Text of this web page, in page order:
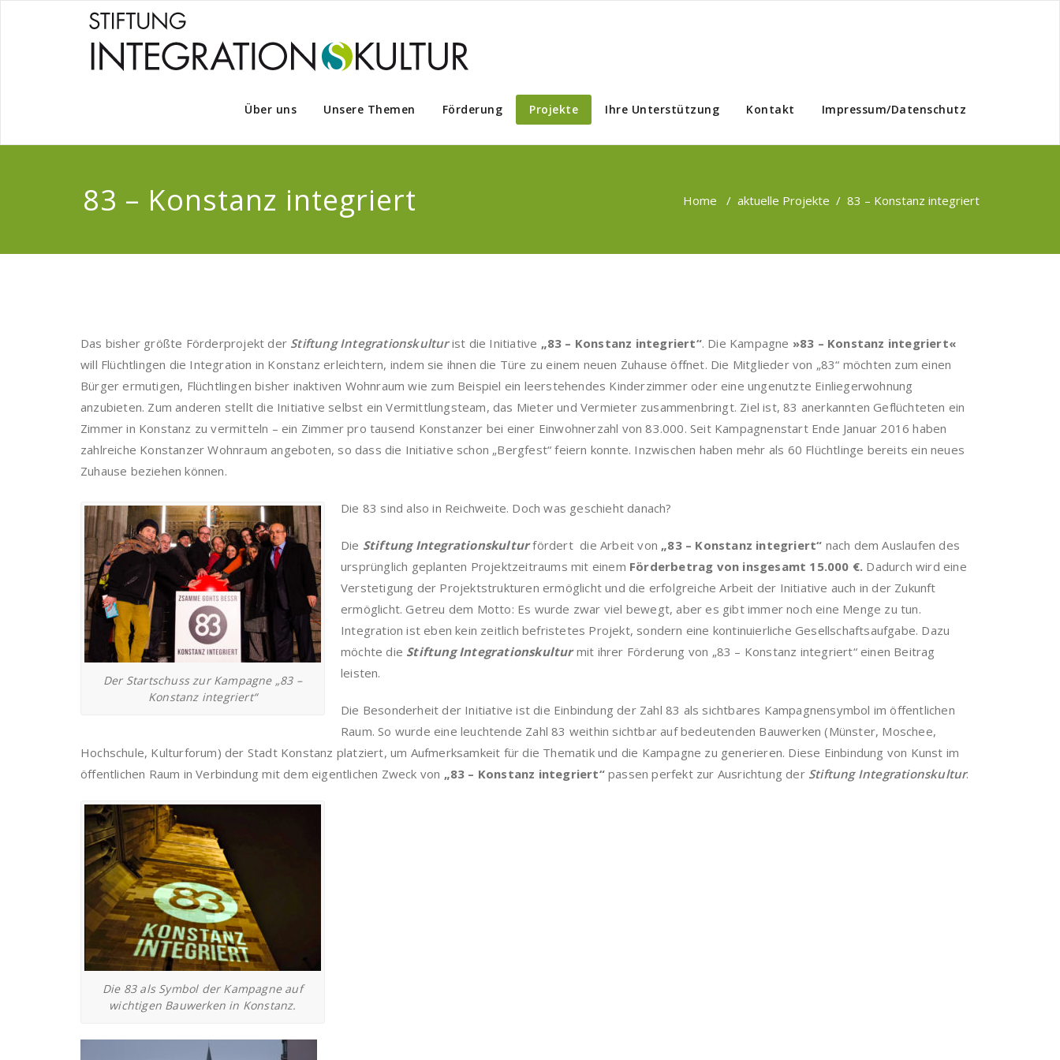
Über uns Unsere Themen Förderung Projekte Ihre Unterstützung Kontakt Impressum/Datenschutz
83 – Konstanz integriert Home / aktuelle Projekte / 83 – Konstanz integriert
Das bisher größte Förderprojekt der Stiftung Integrationskulturist die Initiative „83 – Konstanz integriert“. Die Kampagne »83 – Konstanz integriert«
will Flüchtlingen die Integration in Konstanz erleichtern, indem sie ihnen die Türe zu einem neuen Zuhause öffnet. Die Mitglieder von „83“ möchten zum einen
Bürger ermutigen, Flüchtlingen bisher inaktiven Wohnraum wie zum Beispiel ein leerstehendes Kinderzimmer oder eine ungenutzte Einliegerwohnung
anzubieten. Zum anderen stellt die Initiative selbst ein Vermittlungsteam, das Mieter und Vermieter zusammenbringt. Ziel ist, 83 anerkannten Geflüchteten ein
Zimmer in Konstanz zu vermitteln – ein Zimmer pro tausend Konstanzer bei einer Einwohnerzahl von 83.000. Seit Kampagnenstart Ende Januar 2016 haben
zahlreiche Konstanzer Wohnraum angeboten, so dass die Initiative schon „Bergfest“ feiern konnte. Inzwischen haben mehr als 60 Flüchtlinge bereits ein neues
Zuhause beziehen können.
Der Startschuss zur Kampagne „83 –
Konstanz integriert“
Die 83 sind also in Reichweite. Doch was geschieht danach?
Die Stiftung Integrationskulturfördert die Arbeit von „83 – Konstanz integriert“ nach dem Auslaufen des
ursprünglich geplanten Projektzeitraums mit einem Förderbetrag von insgesamt 15.000 €. Dadurch wird eine
Verstetigung der Projektstrukturen ermöglicht und die erfolgreiche Arbeit der Initiative auch in der Zukunft
ermöglicht. Getreu dem Motto: Es wurde zwar viel bewegt, aber es gibt immer noch eine Menge zu tun.
Integration ist eben kein zeitlich befristetes Projekt, sondern eine kontinuierliche Gesellschaftsaufgabe. Dazu
möchte die Stiftung Integrationskulturmit ihrer Förderung von „83 – Konstanz integriert“ einen Beitrag
leisten.
Die Besonderheit der Initiative ist die Einbindung der Zahl 83 als sichtbares Kampagnensymbol im öffentlichen
Raum. So wurde eine leuchtende Zahl 83 weithin sichtbar auf bedeutenden Bauwerken (Münster, Moschee,
Hochschule, Kulturforum) der Stadt Konstanz platziert, um Aufmerksamkeit für die Thematik und die Kampagne zu generieren. Diese Einbindung von Kunst im
öffentlichen Raum in Verbindung mit dem eigentlichen Zweck von „83 – Konstanz integriert“passen perfekt zur Ausrichtung der Stiftung Integrationskultur.
Die 83 als Symbol der Kampagne auf
wichtigen Bauwerken in Konstanz.